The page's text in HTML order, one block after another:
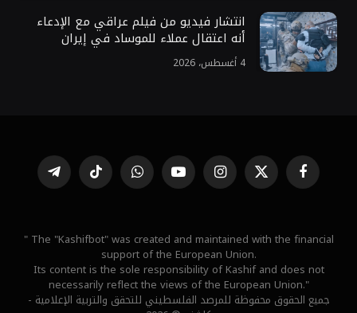
انتشار فيديو من فيلم عراقي مع الإدعاء
أنه اعتقال عملاء للموساد في إيران
4 أغسطس، 2026
فيسبوك X
(Twitter)
الانستغراميوتيوب واتساب تيكتوك تيلقرام
" The "Kashifbot" was created and maintained with the financial
support of the European Union.
Its content is the sole responsibility of Kashif and does not
necessarily reflect the views of the European Union."
جميع الحقوق محفوظة للمرصد الفلسطيني للتحقق والتربية الإعلامية -